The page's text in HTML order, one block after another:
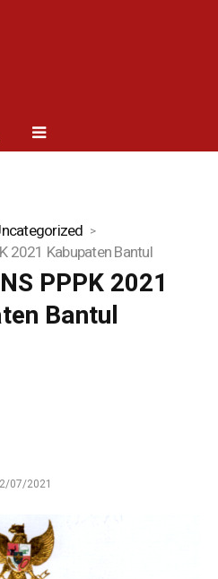
2021 Kabupaten Bantul
PPPK 2021
Bantul
07/2021